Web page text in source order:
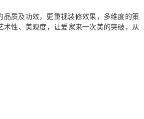
品质及功效，更重视装修效果，多维度的策
术性、美观度，让爱家来一次美的突破，从